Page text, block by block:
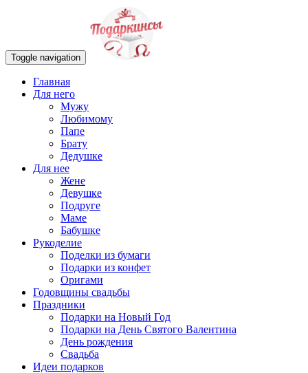
Toggle navigation
Главная
Для него
Мужу
Любимому
Папе
Брату
Дедушке
Для нее
Жене
Девушке
Подруге
Маме
Бабушке
Рукоделие
Поделки из бумаги
Подарки из конфет
Оригами
Годовщины свадьбы
Праздники
Подарки на Новый Год
Подарки на День Святого Валентина
День рождения
Свадьба
Идеи подарков